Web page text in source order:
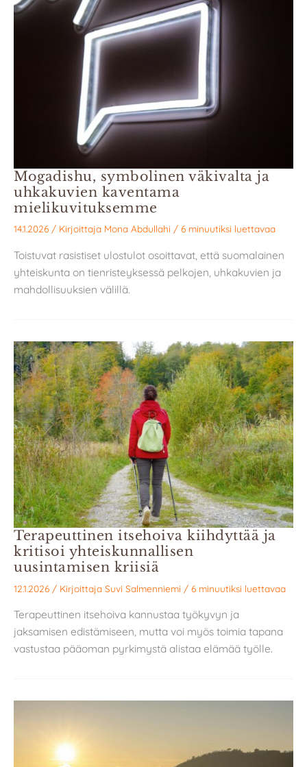
Mogadishu, symbolinen väkivalta ja
uhkakuvien kaventama
mielikuvituksemme
14.1.2026 / Kirjoittaja Mona Abdullahi / 6 minuutiksi luettavaa
Toistuvat rasistiset ulostulot osoittavat, että suomalainen
yhteiskunta on tienristeyksessä pelkojen, uhkakuvien ja
mahdollisuuksien välillä.
Terapeuttinen itsehoiva kiihdyttää ja
kritisoi yhteiskunnallisen
uusintamisen kriisiä
12.1.2026 / Kirjoittaja Suvi Salmenniemi / 6 minuutiksi luettavaa
Terapeuttinen itsehoiva kannustaa työkyvyn ja
jaksamisen edistämiseen, mutta voi myös toimia tapana
vastustaa pääoman pyrkimystä alistaa elämää työlle.